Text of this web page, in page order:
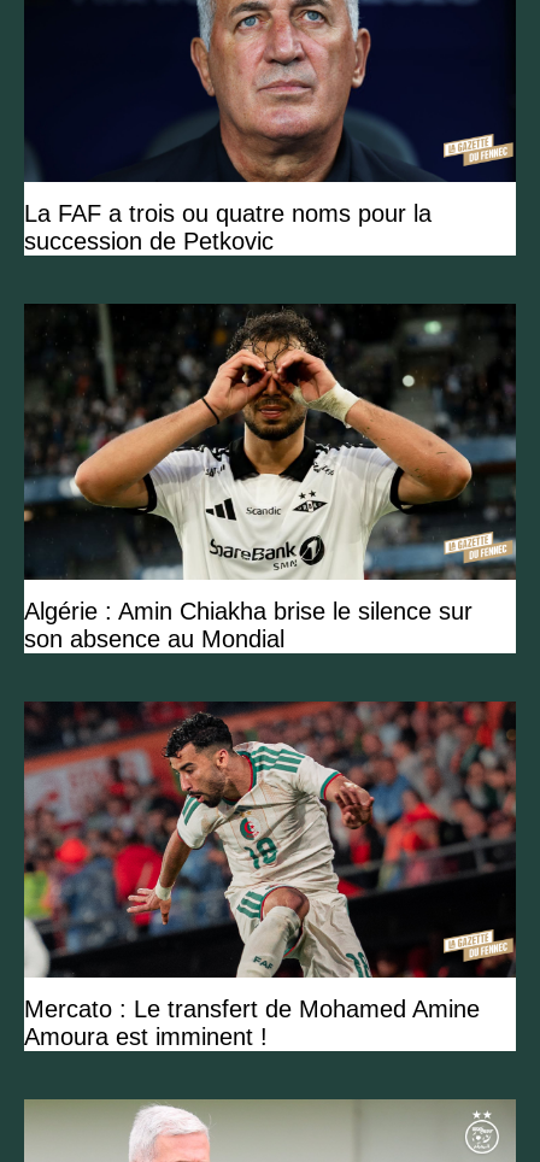
La FAF a trois ou quatre noms pour la
succession de Petkovic
Algérie : Amin Chiakha brise le silence sur
son absence au Mondial
Mercato : Le transfert de Mohamed Amine
Amoura est imminent !